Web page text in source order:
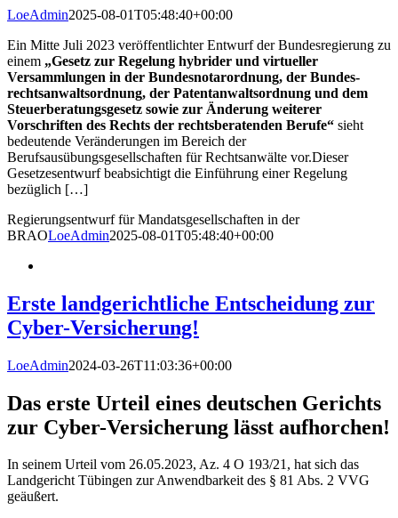
LoeAdmin2025-08-01T05:48:40+00:00
Ein Mitte Juli 2023 veröffentlichter Entwurf der Bundesregierung zu
einem „Gesetz zur Regelung hybrider und virtueller
Versammlungen in der Bundesnotarordnung, der Bundes-
rechtsanwaltsordnung, der Patentanwaltsordnung und dem
Steuerberatungsgesetz sowie zur Änderung weiterer
Vorschriften des Rechts der rechtsberatenden Berufe“ sieht
bedeutende Veränderungen im Bereich der
Berufsausübungsgesellschaften für Rechtsanwälte vor.Dieser
Gesetzesentwurf beabsichtigt die Einführung einer Regelung
bezüglich […]
Regier­ungs­ent­wurf für Mandats­gesell­schaf­ten in der
BRAOLoeAdmin2025-08-01T05:48:40+00:00
Erste land­gericht­liche Ent­scheid­ung zur
Cyber-Ver­sicher­ung!
LoeAdmin2024-03-26T11:03:36+00:00
Das erste Urteil eines deutschen Gerichts
zur Cyber-Versicherung lässt aufhorchen!
In seinem Urteil vom 26.05.2023, Az. 4 O 193/21, hat sich das
Landgericht Tübingen zur Anwendbarkeit des § 81 Abs. 2 VVG
geäußert.